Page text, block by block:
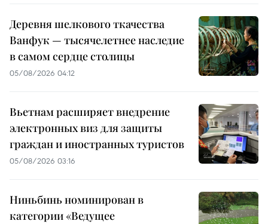
Деревня шелкового ткачества
Ванфук — тысячелетнее наследие
в самом сердце столицы
05/08/2026 04:12
Вьетнам расширяет внедрение
электронных виз для защиты
граждан и иностранных туристов
05/08/2026 03:16
Ниньбинь номинирован в
категории «Ведущее